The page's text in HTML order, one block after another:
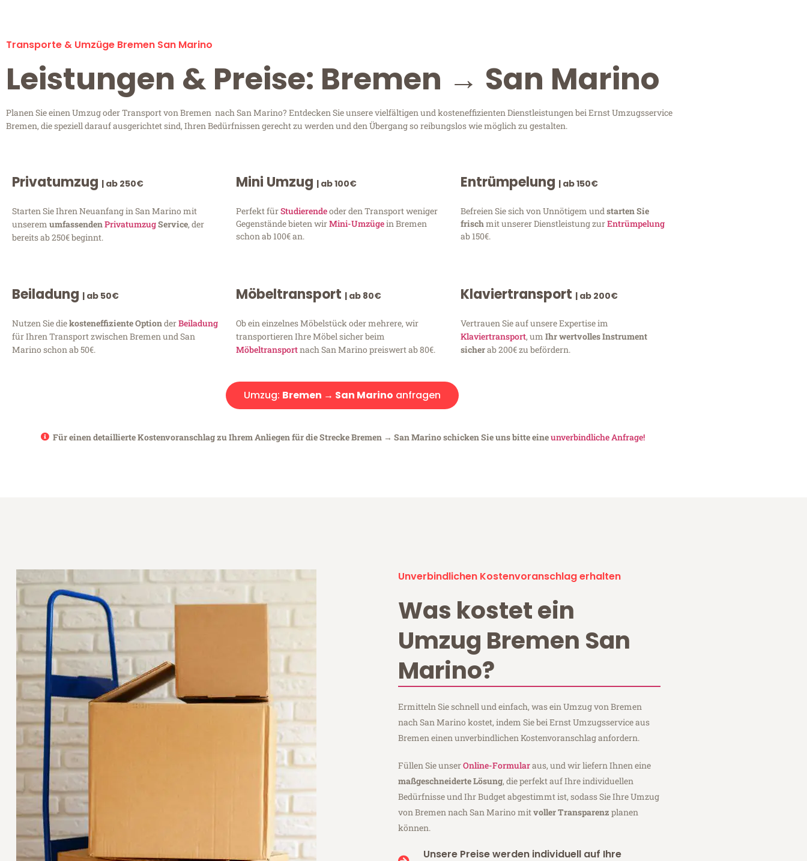
Transporte & Umzüge Bremen San Marino
Leistungen & Preise: Bremen → San Marino
Planen Sie einen Umzug oder Transport von Bremen nach San Marino? Entdecken Sie unsere vielfältigen und kosteneffizienten Dienstleistungen bei Ernst Umzugsservice
Bremen, die speziell darauf ausgerichtet sind, Ihren Bedürfnissen gerecht zu werden und den Übergang so reibungslos wie möglich zu gestalten.
Privatumzug | ab 250€
Starten Sie Ihren Neuanfang in San Marino mit
unserem umfassendenPrivatumzugService, der
bereits ab 250€ beginnt.
Mini Umzug | ab 100€
Perfekt fürStudierendeoder den Transport weniger
Gegenstände bieten wirMini-Umzügein Bremen
schon ab 100€ an.
Entrümpelung | ab 150€
Befreien Sie sich von Unnötigem und starten Sie
frischmit unserer Dienstleistung zurEntrümpelung
ab 150€.
Beiladung | ab 50€
Nutzen Sie diekosteneffiziente OptionderBeiladung
für Ihren Transport zwischen Bremen und San
Marino schon ab 50€.
Möbeltransport | ab 80€
Ob ein einzelnes Möbelstück oder mehrere, wir
transportieren Ihre Möbel sicher beim
Möbeltransportnach San Marino preiswert ab 80€.
Klaviertransport | ab 200€
Vertrauen Sie auf unsere Expertise im
Klaviertransport, um Ihr wertvolles Instrument
sicherab 200€ zu befördern.
Umzug: Bremen → San Marino anfragen
Für einen detaillierte Kostenvoranschlag zu Ihrem Anliegen für die Strecke Bremen → San Marino schicken Sie uns bitte eineunverbindliche Anfrage!
Unverbindlichen Kostenvoranschlag erhalten
Was kostet ein
Umzug Bremen San
Marino?
Ermitteln Sie schnell und einfach, was ein Umzug von Bremen
nach San Marino kostet, indem Sie bei Ernst Umzugsservice aus
Bremen einen unverbindlichen Kostenvoranschlag anfordern.
Füllen Sie unserOnline-Formularaus, und wir liefern Ihnen eine
maßgeschneiderte Lösung, die perfekt auf Ihre individuellen
Bedürfnisse und Ihr Budget abgestimmt ist, sodass Sie Ihre Umzug
von Bremen nach San Marino mitvoller Transparenz planen
können.
Unsere Preise werden individuell auf Ihre